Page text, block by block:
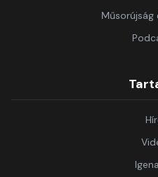
Műsorújság